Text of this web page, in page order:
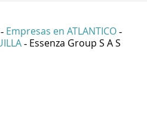
- Empresas en ATLANTICO -
- Essenza Group S A S